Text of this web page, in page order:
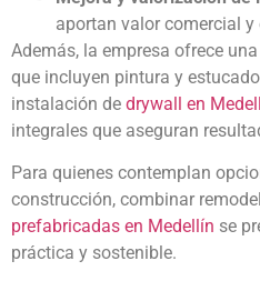
aportan valor comercial y
Además, la empresa ofrece
que incluyen pintura y
instalación de drywall en
integrales que aseguran
Para quienes contemplan
construcción, combinar
prefabricadas en Medellín se
práctica y sostenible.